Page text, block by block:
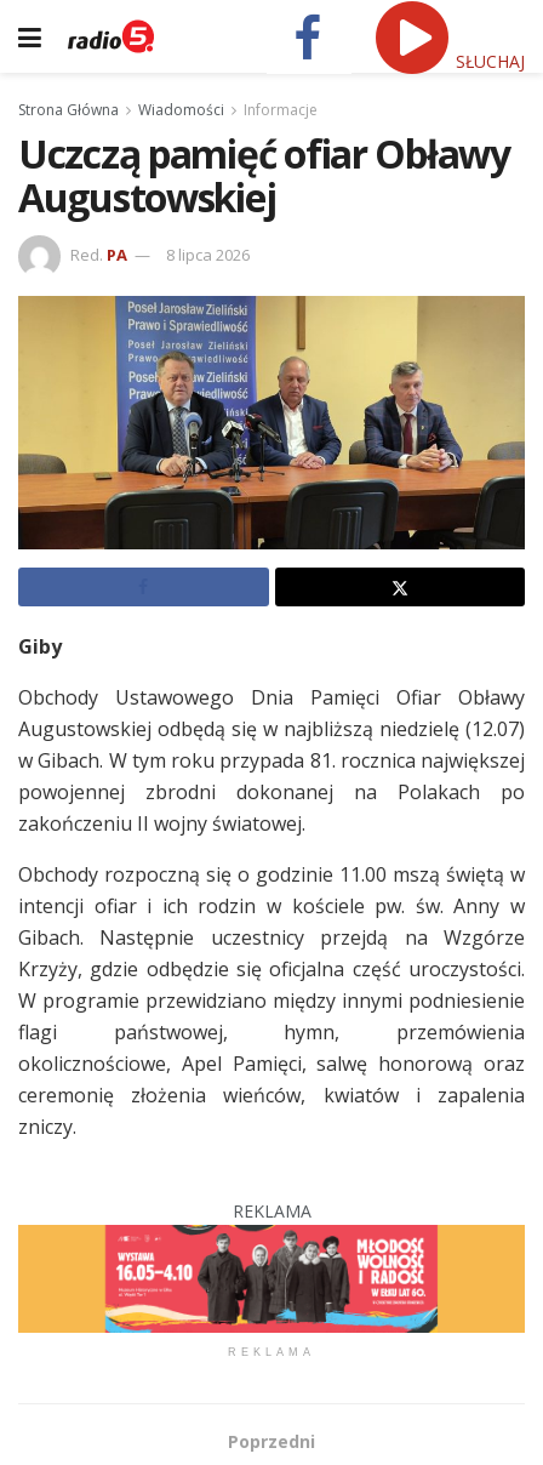
SŁUCHAJ
Strona Główna Wiadomości Informacje
Uczczą pamięć ofiar Obławy
Augustowskiej
Red. PA 8 lipca 2026
Giby
Obchody Ustawowego Dnia Pamięci Ofiar Obławy
Augustowskiej odbędą się w najbliższą niedzielę (12.07)
w Gibach. W tym roku przypada 81. rocznica największej
powojennej zbrodni dokonanej na Polakach po
zakończeniu II wojny światowej.
Obchody rozpoczną się o godzinie 11.00 mszą świętą w
intencji ofiar i ich rodzin w kościele pw. św. Anny w
Gibach. Następnie uczestnicy przejdą na Wzgórze
Krzyży, gdzie odbędzie się oficjalna część uroczystości.
W programie przewidziano między innymi podniesienie
flagi państwowej, hymn, przemówienia
okolicznościowe, Apel Pamięci, salwę honorową oraz
ceremonię złożenia wieńców, kwiatów i zapalenia
zniczy.
REKLAMA
REKLAMA
Poprzedni